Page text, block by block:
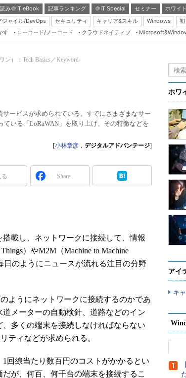
み＠IT eBook 記事ランキング ＠IT Special セミナー
ホワイ
ジャイル/DevOps セキュリティ キャリア&スキル Windows 初
Server & Storage
Database Expert
Master of IP
Security & Trust
す ローコード/ノーコード クラウドネイティブ
ン）：Tech Basics／Keyword
ービスが求められている。すでにさまざまなサー
いる「LoRaWAN」を取り上げ、その特徴などを
[小林章彦 ， デジタルアドバンテージ]
る Share
載し、ネットワークに接続して、情報
）やM2M（Machine to Machine
日のようにニュースが流れる注目の分野
ようにネットワークに接続するのかであ
メーターの自動検針、道路などのイン
多くの端末を接続しなければならない
ティなどが求められる。
回線当たり数百円のコストがかかるとい
が、何百、何千台の端末を接続するこ
ホワ
アイ
キ